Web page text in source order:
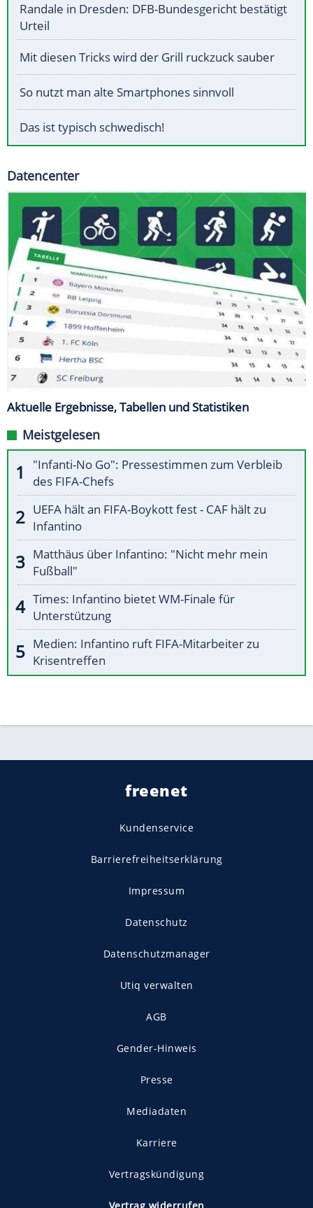
Randale in Dresden: DFB-Bundesgericht bestätigt
Urteil
Mit diesen Tricks wird der Grill ruckzuck sauber
So nutzt man alte Smartphones sinnvoll
Das ist typisch schwedisch!
Datencenter
Aktuelle Ergebnisse, Tabellen und Statistiken
Meistgelesen
"Infanti-No Go": Pressestimmen zum Verbleib
des FIFA-Chefs
UEFA hält an FIFA-Boykott fest - CAF hält zu
Infantino
Matthäus über Infantino: "Nicht mehr mein
Fußball"
Times: Infantino bietet WM-Finale für
Unterstützung
Medien: Infantino ruft FIFA-Mitarbeiter zu
Krisentreffen
freenet
Kundenservice
Barrierefreiheitserklärung
Impressum
Datenschutz
Datenschutzmanager
Utiq verwalten
AGB
Gender-Hinweis
Presse
Mediadaten
Karriere
Vertragskündigung